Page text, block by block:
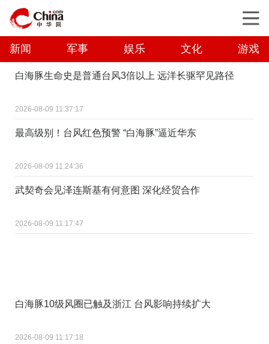
新闻 军事 娱乐 文化 游戏
白海豚生命史是普通台风3倍以上 远洋长驱罕见路径
2026-08-09 11:37:17
最高级别！台风红色预警 “白海豚”逼近华东
2026-08-09 11:24:36
武契奇会见泽连斯基有何意图 深化经贸合作
2026-08-09 11:17:47
白海豚10级风圈已触及浙江 台风影响持续扩大
2026-08-09 11:17:18